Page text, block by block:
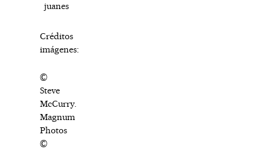
juanes
Créditos
imágenes:
©
Steve
McCurry.
Magnum
Photos
©